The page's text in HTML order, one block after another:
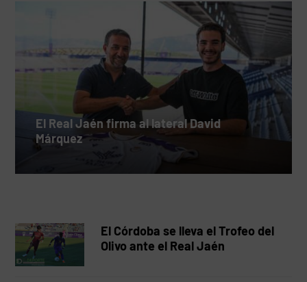
El Real Jaén firma al lateral David
Márquez
El Córdoba se lleva el Trofeo del
Olivo ante el Real Jaén